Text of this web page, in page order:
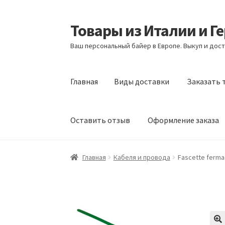
Перейти
к
навигации
Перейти
к
содержимому
Товары из Италии и
Ваш персональный байер в Европе. Выкуп и
Главная Виды доставки Заказать
Оставить отзыв Оформление заказа
Главная Виды доставки Заказать товары
Главная Кабеля и провода Fascette